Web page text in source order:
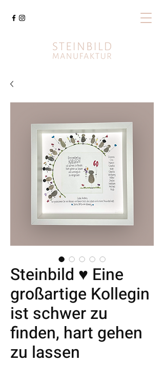
Steinbild ♥ Eine
großartige Kollegin
ist schwer zu
finden, hart gehen
zu lassen